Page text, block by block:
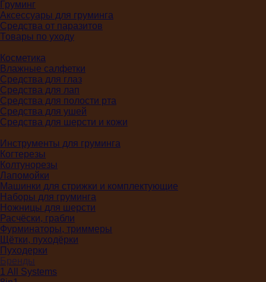
Груминг
Аксессуары для груминга
Средства от паразитов
Товары по уходу
Косметика
Влажные салфетки
Средства для глаз
Средства для лап
Средства для полости рта
Средства для ушей
Средства для шерсти и кожи
Инструменты для груминга
Когтерезы
Колтунорезы
Лапомойки
Машинки для стрижки и комплектующие
Наборы для груминга
Ножницы для шерсти
Расчёски, грабли
Фурминаторы, триммеры
Щётки, пуходёрки
Пуходерки
Бренды
1 All Systems